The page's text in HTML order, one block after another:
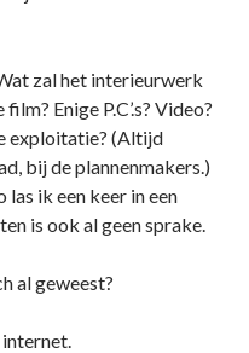
zal het interieurwerk
Enige P.C’.s? Video?
exploitatie? (Altijd
bij de plannenmakers.)
las ik een keer in een
is ook al geen sprake.
al geweest?
internet.